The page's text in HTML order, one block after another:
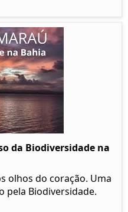
da Biodiversidade na
olhos do coração. Uma
pela Biodiversidade.